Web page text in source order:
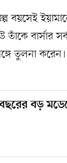
বয়সেই
বার্সার
তুলনা করেন।
বড়